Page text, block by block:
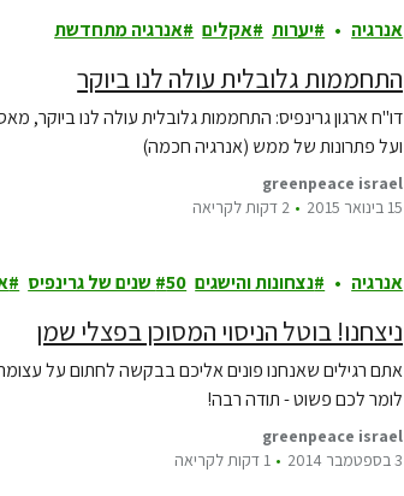
אנרגיה יערות אקלים אנרגיה מתחדשת
התחממות גלובלית עולה לנו ביוקר
דו"ח ארגון גרינפיס: התחממות גלובלית עולה לנו ביוקר,
ועל פתרונות של ממש (אנרגיה חכמה)
greenpeace israel
15 בינואר 2015
2 דקות לקריאה
אנרגיה נצחונות והישגים 50 שנים של גרינפיס
ניצחנו! בוטל הניסוי המסוכן בפצלי שמן
אתם רגילים שאנחנו פונים אליכם בבקשה לחתום על
לומר לכם פשוט - תודה רבה!
greenpeace israel
3 בספטמבר 2014
1 דקות לקריאה